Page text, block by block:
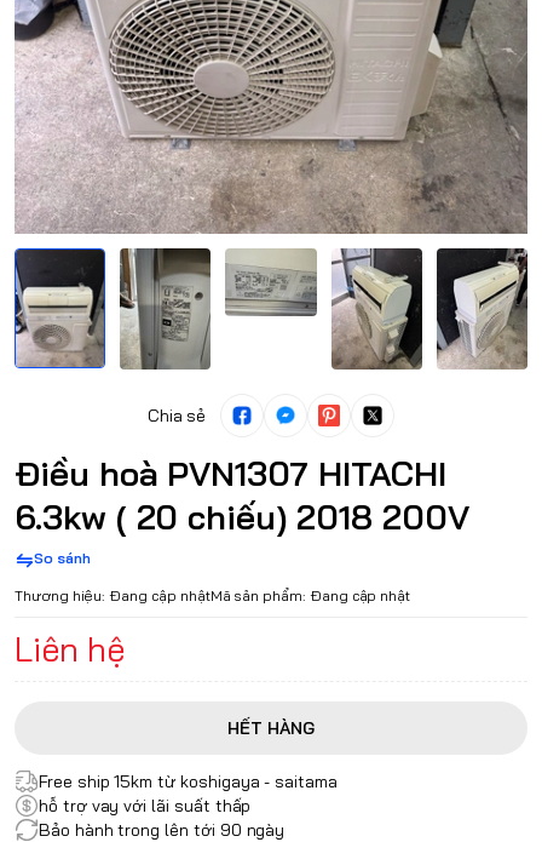
Chia sẻ
Điều hoà PVN1307 HITACHI
6.3kw ( 20 chiếu) 2018 200V
So sánh
Thương hiệu: Đang cập nhậtMã sản phẩm: Đang cập nhật
Liên hệ
HẾT HÀNG
Free ship 15km từ koshigaya - saitama
hỗ trợ vay với lãi suất thấp
Bảo hành trong lên tới 90 ngày